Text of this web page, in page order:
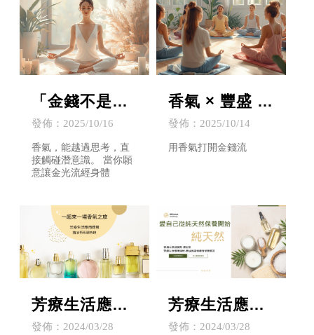
「金錢不是數
字，而是你與
世界的能量交
換。」
發佈：2025/10/16
香氣，能越過思考，直
接觸碰潛意識。 當你願
意讓金光流經身體
香氣 × 豐盛 ×
能量校頻.體驗
會
發佈：2025/10/14
用香氣打開金錢流
芳療生活應用
課程─精油香
發佈：2024/03/28
芳療生活應用
課程─精油護
發佈：2024/03/28